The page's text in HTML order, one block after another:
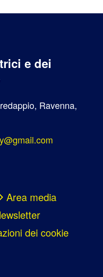
e dei
Ravenna,
Area media
dei cookie